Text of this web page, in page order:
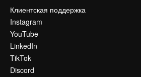
Клиентская поддержка
Instagram
YouTube
LinkedIn
TikTok
Discord